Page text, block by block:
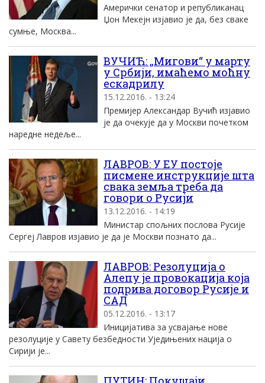
Амерички сенатор и републиканац
Џон Мекејн изјавио је да, без сваке
сумње, Москва...
ВУЧИЋ: „Мигови“ у марту
у Србији, имаћемо моћну
ескадрилу
15.12.2016. - 13:24
Премијер Александар Вучић изјавио
је да очекује да у Москви почетком
наредне недеље...
ЛАВРОВ: У ЕУ постоје
писмене инструкције шта
свака земља треба да
говори о Русији
13.12.2016. - 14:19
Министар спољних послова Русије
Сергеј Лавров изјавио је да је Москви познато да...
ЛАВРОВ: Резолуција о
Алепу је провокација која
подрива договор Русије и
САД
05.12.2016. - 13:17
Иницијатива за усвајање нове
резолуције у Савету безбедности Уједињених нација о
Сирији је...